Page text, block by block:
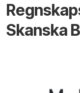
Skanska